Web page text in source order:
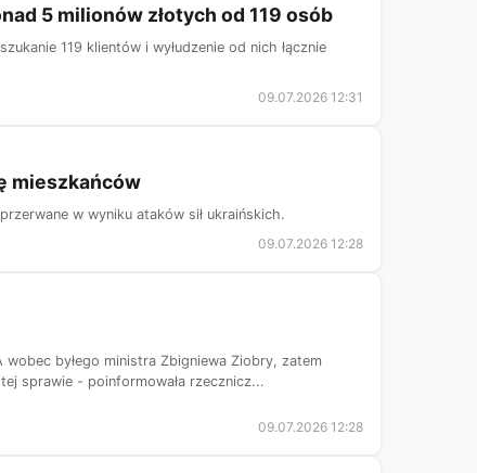
5 milionów złotych od 119 osób
119 klientów i wyłudzenie od nich łącznie
09.07.2026 12:31
mieszkańców
w wyniku ataków sił ukraińskich.
09.07.2026 12:28
byłego ministra Zbigniewa Ziobry, zatem
sprawie - poinformowała rzecznicz...
09.07.2026 12:28